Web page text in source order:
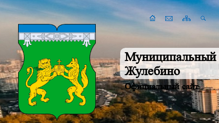
Муниципальный
Жулебино
Официальный сайт